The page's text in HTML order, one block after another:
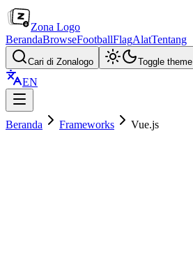
Zona Logo
BerandaBrowseFootballFlagAlatTentang
Cari di Zonalogo Toggle theme
EN
Beranda Frameworks Vue.js